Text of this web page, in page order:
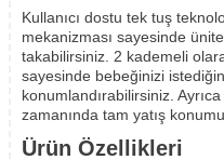
Kullanıcı dostu tek tuş
mekanizması sayesinde
takabilirsiniz. 2 kademeli
sayesinde bebeğinizi
konumlandırabilirsiniz.
zamanında tam yatış
Ürün Özellikleri